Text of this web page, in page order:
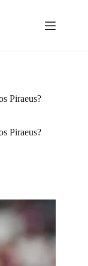
Piraeus?
Piraeus?